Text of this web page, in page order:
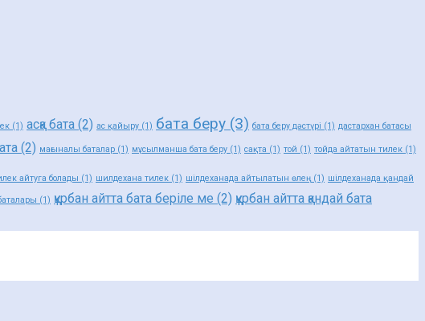
(1) асқа бата (2) ас қайыру (1) бата беру (3) бата беру дәстүрі (1) дастархан батасы
(2) мағыналы баталар (1) мұсылманша бата беру (1) сақта (1) той (1) тойда айтатын тилек (1)
айтуга болады (1) шилдехана тилек (1) шілдеханада айтылатын өлең (1) шілдеханада қандай
(1) құрбан айтта бата беріле ме (2) құрбан айтта қандай бата